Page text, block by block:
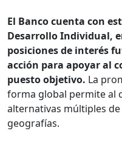
El Banco cuenta con
Desarrollo Individual,
posiciones de interés
acción para apoyar al
puesto objetivo. La
forma global permite al
alternativas múltiples
geografías.